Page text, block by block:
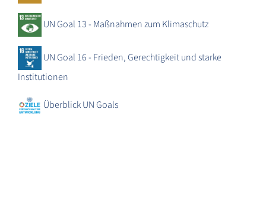
UN Goal 13 - Maßnahmen zum Klimaschutz
UN Goal 16 - Frieden, Gerechtigkeit und starke
Institutionen
Überblick UN Goals